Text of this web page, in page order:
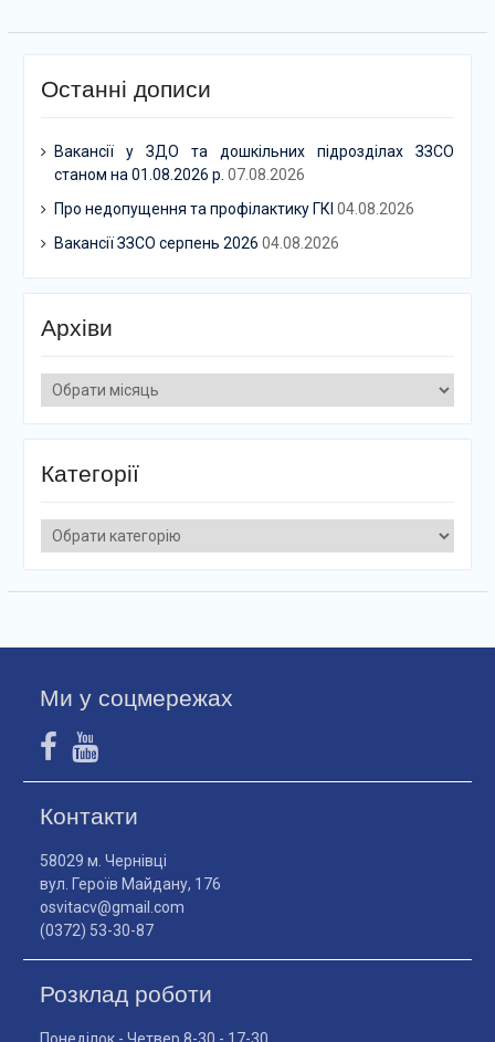
Останні дописи
Вакансії у ЗДО та дошкільних підрозділах ЗЗСО
станом на 01.08.2026 р. 07.08.2026
Про недопущення та профілактику ГКІ 04.08.2026
Вакансії ЗЗСО серпень 2026 04.08.2026
Архіви
Архіви
Категорії
Категорії
Ми у соцмережах
Контакти
58029 м. Чернівці
вул. Героїв Майдану, 176
osvitacv@gmail.com
(0372) 53-30-87
Розклад роботи